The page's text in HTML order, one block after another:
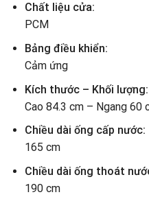
Chất liệu cửa:
PCM
Bảng điều khiển:
Cảm ứng
Kích thước – Khối lượng:
Cao 84.3 cm – Ngang 60
Chiều dài ống cấp nước:
165 cm
Chiều dài ống thoát
190 cm